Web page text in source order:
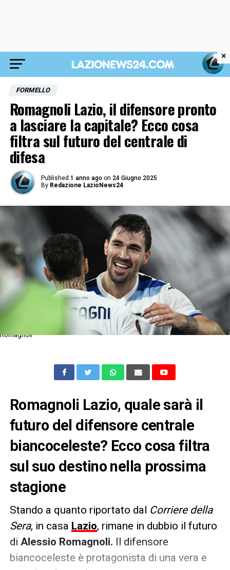
FORMELLO
Romagnoli Lazio, il difensore pronto
a lasciare la capitale? Ecco cosa
filtra sul futuro del centrale di
difesa
Published 1 anno ago on 24 Giugno 2025
By Redazione LazioNews24
Romagnoli
Romagnoli Lazio, quale sarà il
futuro del difensore centrale
biancoceleste? Ecco cosa filtra
sul suo destino nella prossima
stagione
Stando a quanto riportato dal Corriere della
Sera, in casa Lazio, rimane in dubbio il futuro
di Alessio Romagnoli. Il difensore
biancoceleste è protagonista di una vera e
×